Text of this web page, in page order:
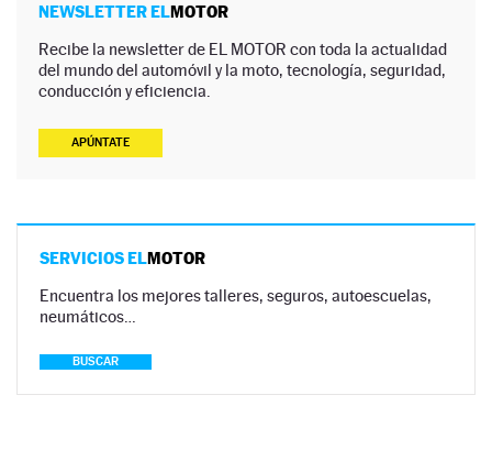
NEWSLETTER ELMOTOR
Recibe la newsletter de EL MOTOR con toda la actualidad
del mundo del automóvil y la moto, tecnología, seguridad,
conducción y eficiencia.
APÚNTATE
SERVICIOS ELMOTOR
Encuentra los mejores talleres, seguros, autoescuelas,
neumáticos…
BUSCAR